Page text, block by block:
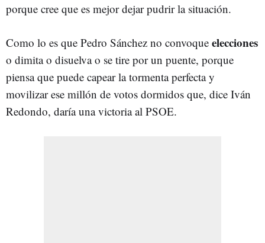
porque cree que es mejor dejar pudrir la situación.
Como lo es que Pedro Sánchez no convoque elecciones
o dimita o disuelva o se tire por un puente, porque
piensa que puede capear la tormenta perfecta y
movilizar ese millón de votos dormidos que, dice Iván
Redondo, daría una victoria al PSOE.